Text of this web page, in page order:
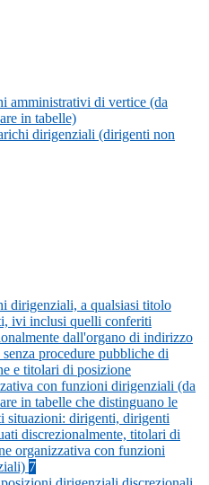
amministrativi di vertice (da
in tabelle)
dirigenziali (dirigenti non
dirigenziali, a qualsiasi titolo
ivi inclusi quelli conferiti
dall'organo di indirizzo
procedure pubbliche di
e titolari di posizione
con funzioni dirigenziali (da
in tabelle che distinguano le
situazioni: dirigenti, dirigenti
discrezionalmente, titolari di
organizzativa con funzioni
7